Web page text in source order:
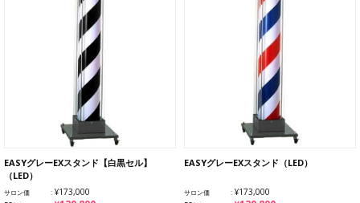
EASYグレーEXスタンド【白黒セル】
（LED）
サロン価 ¥173,000
EASYグレーEXスタンド（LED）
サロン価 ¥173,000